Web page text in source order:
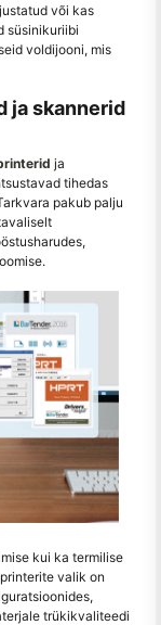
või kas
süsinikuriibi
voldijooni, mis
ja skannerid
ja
tihedas
pakub palju
kui ka termilise
valik on
trükikvaliteedi